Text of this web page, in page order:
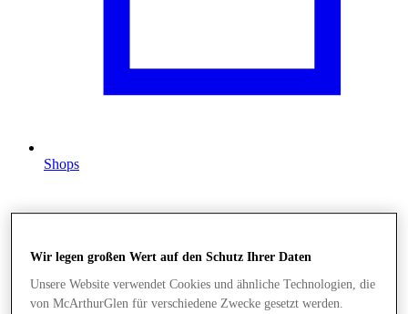
Shops
Wir legen großen Wert auf den Schutz Ihrer Daten
Unsere Website verwendet Cookies und ähnliche Technologien, die
von McArthurGlen für verschiedene Zwecke gesetzt werden.